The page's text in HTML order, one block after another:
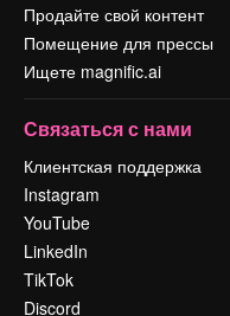
Продайте свой контент
Помещение для прессы
Ищете magnific.ai
Связаться с нами
Клиентская поддержка
Instagram
YouTube
LinkedIn
TikTok
Discord